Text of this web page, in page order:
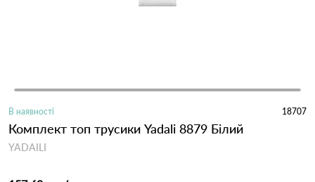
В наявності 18707
Комплект топ трусики Yadali 8879 Білий
YADAILI